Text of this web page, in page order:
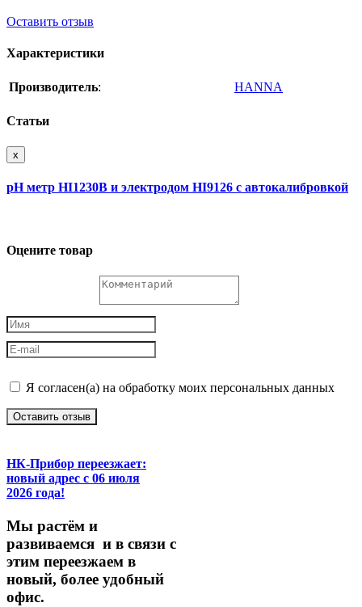
Оставить отзыв
Характеристики
Производитель: HANNA
Статьи
x
рН метр HI1230B и электродом HI9126 с автокалибровкой
Оцените товар
Я согласен(а) на обработку моих персональных данных
Оставить отзыв
НК-Прибор переезжает:
новый адрес с 06 июля
2026 года!
Мы растём и
развиваемся и в связи с
этим переезжаем в
новый, более удобный
офис.